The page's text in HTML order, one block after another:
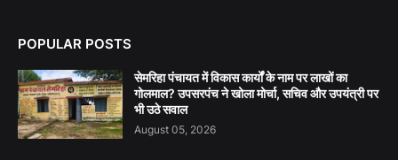
POPULAR POSTS
सेमरिहा पंचायत में विकास कार्यों के नाम पर लाखों का
गोलमाल? उपसरपंच ने खोला मोर्चा, सचिव और उपयंत्री पर
भी उठे सवाल
August 05, 2026